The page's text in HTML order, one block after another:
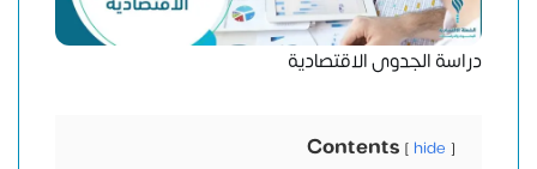
دراسة الجدوى الاقتصادية
Contents hide